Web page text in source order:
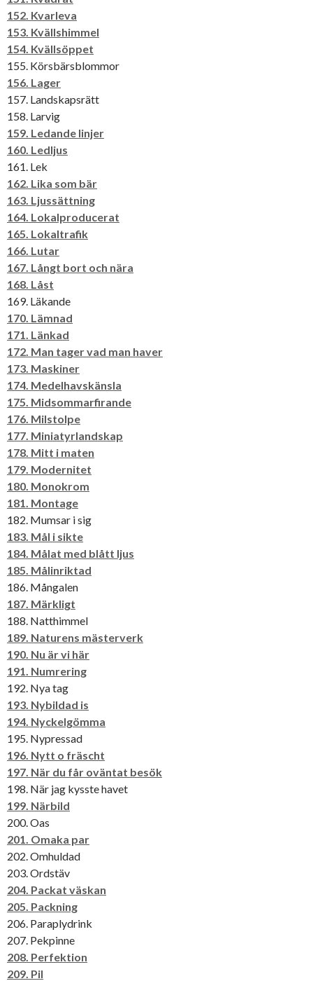
152. Kvarleva
153. Kvällshimmel
154. Kvällsöppet
155. Körsbärsblommor
156. Lager
157. Landskapsrätt
158. Larvig
159. Ledande linjer
160. Ledljus
161. Lek
162. Lika som bär
163. Ljussättning
164. Lokalproducerat
165. Lokaltrafik
166. Lutar
167. Långt bort och nära
168. Låst
169. Läkande
170. Lämnad
171. Länkad
172. Man tager vad man haver
173. Maskiner
174. Medelhavskänsla
175. Midsommarfirande
176. Milstolpe
177. Miniatyrlandskap
178. Mitt i maten
179. Modernitet
180. Monokrom
181. Montage
182. Mumsar i sig
183. Mål i sikte
184. Målat med blått ljus
185. Målinriktad
186. Mångalen
187. Märkligt
188. Natthimmel
189. Naturens mästerverk
190. Nu är vi här
191. Numrering
192. Nya tag
193. Nybildad is
194. Nyckelgömma
195. Nypressad
196. Nytt o fräscht
197. När du får oväntat besök
198. När jag kysste havet
199. Närbild
200. Oas
201. Omaka par
202. Omhuldad
203. Ordstäv
204. Packat väskan
205. Packning
206. Paraplydrink
207. Pekpinne
208. Perfektion
209. Pil